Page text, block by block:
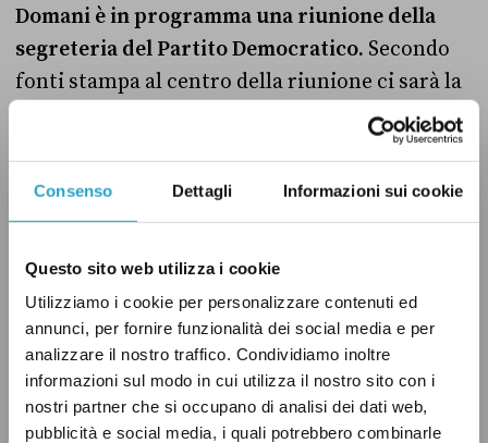
Consenso Dettagli Informazioni sui cookie
Questo sito web utilizza i cookie
Utilizziamo i cookie per personalizzare contenuti ed
annunci, per fornire funzionalità dei social media e per
analizzare il nostro traffico. Condividiamo inoltre
informazioni sul modo in cui utilizza il nostro sito con i
nostri partner che si occupano di analisi dei dati web,
pubblicità e social media, i quali potrebbero combinarle
Domani è in programma una riunione della
segreteria del Partito Democratico. Secondo
fonti stampa al centro della riunione ci sarà la
sconfitta alle elezioni comunali tenutesi a
maggio. Nelle ultime ore sta facendo discutere
la nomina del deputato Paolo Ciani come vice
in Ucraina. Segretario del partito DemoS ed
eletto nelle liste del PD alle ultime elezioni
politiche, Ciani ha preso il posto di Piero De
Luca, figlio del presidente della Regione
Campania Vincenzo De Luca (Il Sole 24 Ore).